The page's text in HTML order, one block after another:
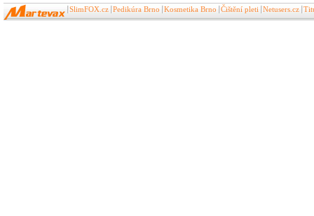
SlimFOX.cz Pedikúra Brno Kosmetika Brno Čištění pleti Netusers.cz